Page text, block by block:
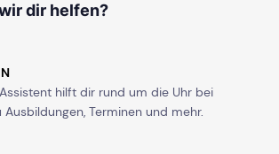
dir helfen?
hilft dir rund um die Uhr bei
Ausbildungen, Terminen und mehr.